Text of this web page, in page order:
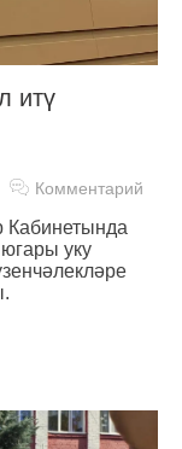
итү
Комментарий
Кабинетында
уку